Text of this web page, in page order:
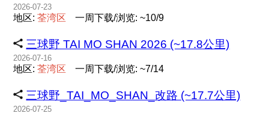
2026-07-23
地区:荃湾区 一周下载/浏览: ~10/9
三球野 TAI MO SHAN 2026 (~17.8公里)
2026-07-16
地区:荃湾区 一周下载/浏览: ~7/14
三球野_TAI_MO_SHAN_改路 (~17.7公里)
2026-07-25